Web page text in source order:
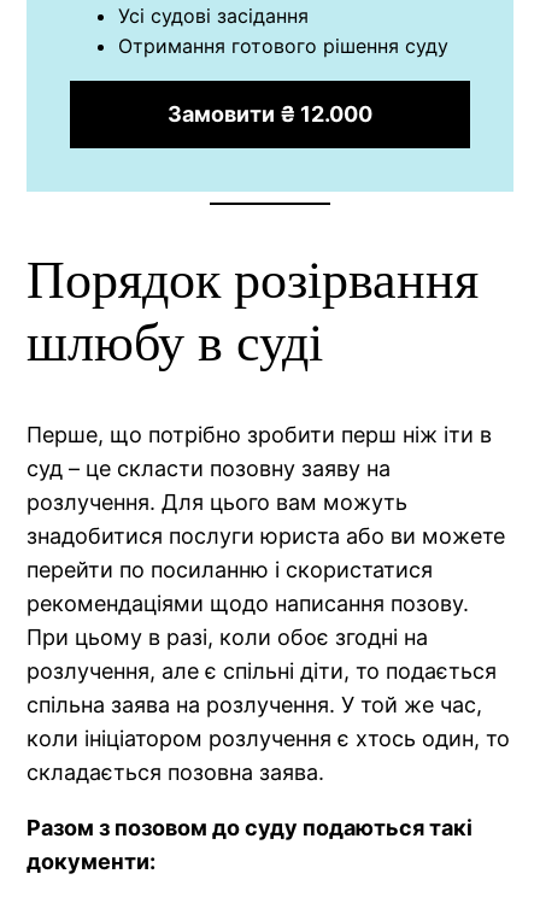
Усі судові засідання
Отримання готового рішення суду
Замовити ₴ 12.000
Порядок розірвання
шлюбу в суді
Перше, що потрібно зробити перш ніж іти в
суд – це скласти позовну заяву на
розлучення. Для цього вам можуть
знадобитися послуги юриста або ви можете
перейти по посиланню і скористатися
рекомендаціями щодо написання позову.
При цьому в разі, коли обоє згодні на
розлучення, але є спільні діти, то подається
спільна заява на розлучення. У той же час,
коли ініціатором розлучення є хтось один, то
складається позовна заява.
Разом з позовом до суду подаються такі
документи: